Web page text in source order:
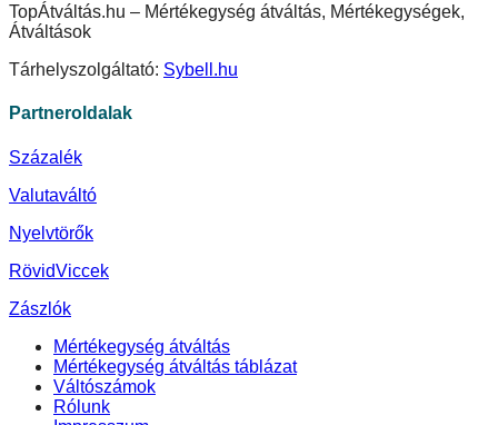
TopÁtváltás.hu – Mértékegység átváltás, Mértékegységek,
Átváltások
Tárhelyszolgáltató: Sybell.hu
Partneroldalak
Százalék
Valutaváltó
Nyelvtörők
RövidViccek
Zászlók
Mértékegység átváltás
Mértékegység átváltás táblázat
Váltószámok
Rólunk